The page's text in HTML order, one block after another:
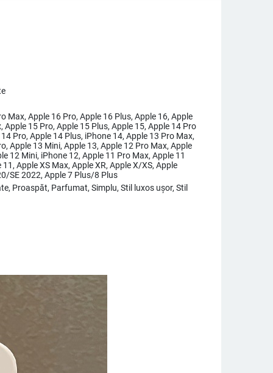
Max, Apple 16 Pro, Apple 16 Plus, Apple 16, Apple
Apple 15 Pro, Apple 15 Plus, Apple 15, Apple 14 Pro
Pro, Apple 14 Plus, iPhone 14, Apple 13 Pro Max,
Apple 13 Mini, Apple 13, Apple 12 Pro Max, Apple
12 Mini, iPhone 12, Apple 11 Pro Max, Apple 11
11, Apple XS Max, Apple XR, Apple X/XS, Apple
SE 2022, Apple 7 Plus/8 Plus
Proaspăt, Parfumat, Simplu, Stil luxos ușor, Stil